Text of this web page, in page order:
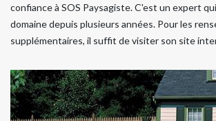
confiance à SOS Paysagiste. C'est un expert
domaine depuis plusieurs années. Pour les
supplémentaires, il suffit de visiter son site